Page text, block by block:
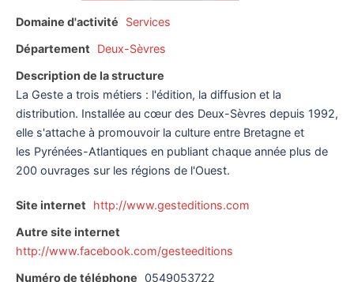
Domaine d'activité
Services
Département
Deux-Sèvres
Description de la structure
La Geste a trois métiers : l'édition, la diffusion et la
distribution. Installée au cœur des Deux-Sèvres depuis 1992,
elle s'attache à promouvoir la culture entre Bretagne et
les Pyrénées-Atlantiques en publiant chaque année plus de
200 ouvrages sur les régions de l'Ouest.
Site internet
http://www.gesteditions.com
Autre site internet
http://www.facebook.com/gesteeditions
Numéro de téléphone 0549053722